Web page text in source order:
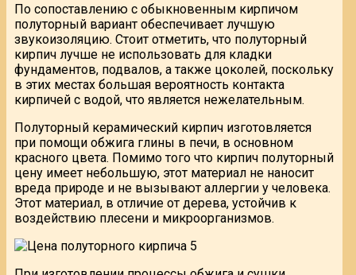
По сопоставлению с обыкновенным кирпичом
полуторный вариант обеспечивает лучшую
звукоизоляцию. Стоит отметить, что полуторный
кирпич лучше не использовать для кладки
фундаментов, подвалов, а также цоколей, поскольку
в этих местах большая вероятность контакта
кирпичей с водой, что является нежелательным.
Полуторный керамический кирпич изготовляется
при помощи обжига глины в печи, в основном
красного цвета. Помимо того что кирпич полуторный
цену имеет небольшую, этот материал не наносит
вреда природе и не вызывают аллергии у человека.
Этот материал, в отличие от дерева, устойчив к
воздействию плесени и микроорганизмов.